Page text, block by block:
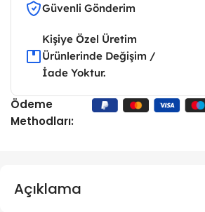
Güvenli Gönderim
Kişiye Özel Üretim
Ürünlerinde Değişim /
İade Yoktur.
Ödeme
Methodları:
Açıklama